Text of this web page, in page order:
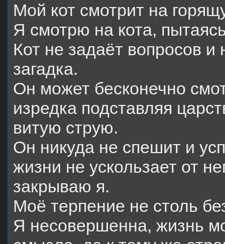
Мой кот смотрит на
Я смотрю на кота,
Кот не задаёт вопросов
загадка.
Он может бесконечно
изредка подставляя
витую струю.
Он никуда не спешит и
жизни не ускользает от
закрываю я.
Моё терпение не столь
Я несовершенна, жизнь